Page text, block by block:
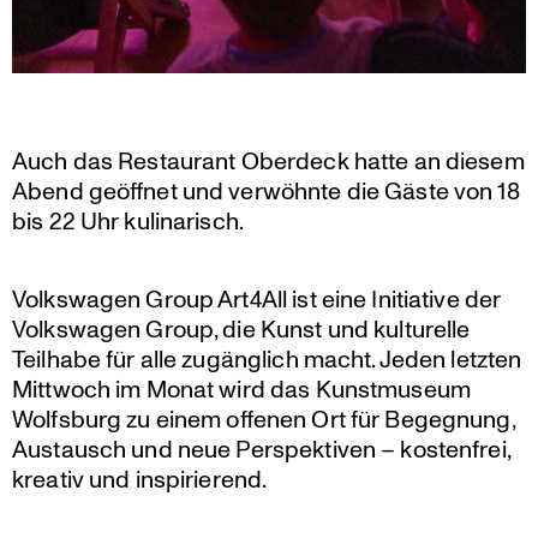
Auch das Restau­rant Oberdeck hatte an diesem
Abend geöffnet und verwöhnte die Gäste von 18
bis 22 Uhr kulinarisch.
Volks­wagen Group Art4All ist eine Initia­tive der
Volks­wagen Group, die Kunst und kultu­relle
Teilhabe für alle zugäng­lich macht. Jeden letzten
Mittwoch im Monat wird das Kunst­mu­seum
Wolfsburg zu einem offenen Ort für Begegnung,
Austausch und neue Perspek­tiven – kosten­frei,
kreativ und inspirierend.